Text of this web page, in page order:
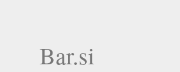
Bar.si